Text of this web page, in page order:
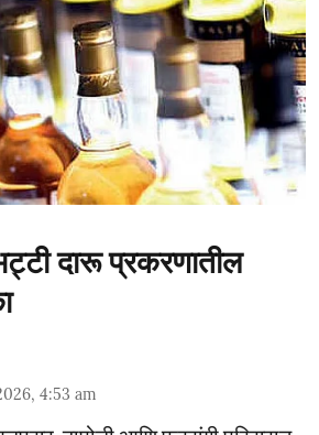
दारू प्रकरणातील
4:53 am